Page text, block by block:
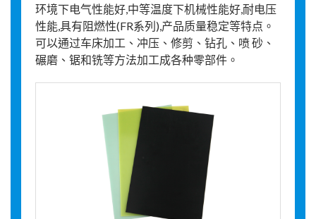
环境下电气性能好,中等温度下机械性能好,耐电压
性能,具有阻燃性(FR系列),产品质量稳定等特点。
可以通过车床加工、冲压、修剪、钻孔、喷 砂、
碾磨、锯和铣等方法加工成各种零部件。